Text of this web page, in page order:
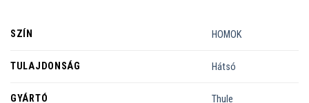
SZÍN HOMOK
TULAJDONSÁG Hátsó
GYÁRTÓ Thule